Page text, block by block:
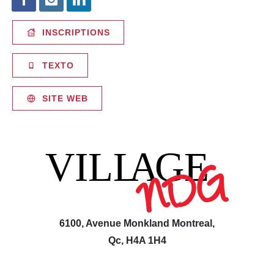
INSCRIPTIONS
TEXTO
SITE WEB
6100, Avenue Monkland Montreal,
Qc, H4A 1H4